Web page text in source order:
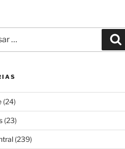
(24)
(23)
(239)